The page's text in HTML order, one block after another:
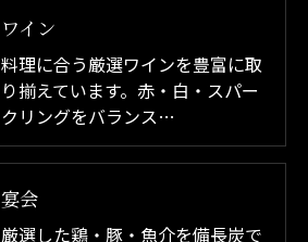
ワイン
料理に合う厳選ワインを豊富に取
り揃えています。赤・白・スパー
クリングをバランス…
宴会
厳選した鶏・豚・魚介を備長炭で